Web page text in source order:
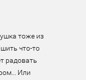
тоже из
что-то
радовать
Или